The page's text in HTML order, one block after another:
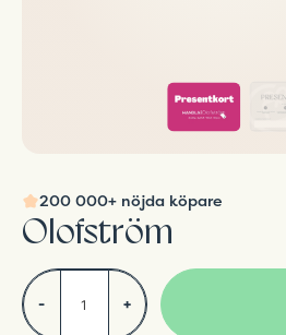
200 000+ nöjda köpare
Olofström
- +